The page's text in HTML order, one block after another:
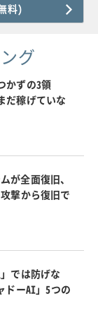
料)
グ
かずの3領
だ稼げていな
が全面復旧、
撃から復旧で
では防げな
ドーAI」5つの